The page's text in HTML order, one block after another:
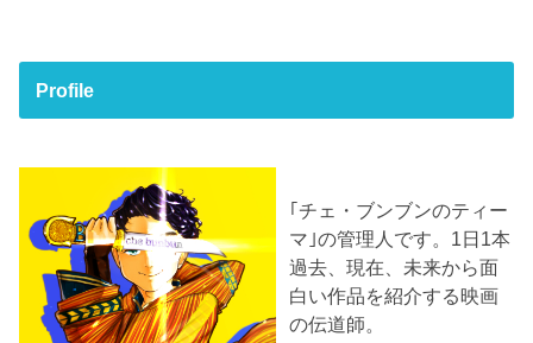
Profile
｢チェ・ブンブンのティー
マ｣の管理人です。1日1本
過去、現在、未来から面
白い作品を紹介する映画
の伝道師。